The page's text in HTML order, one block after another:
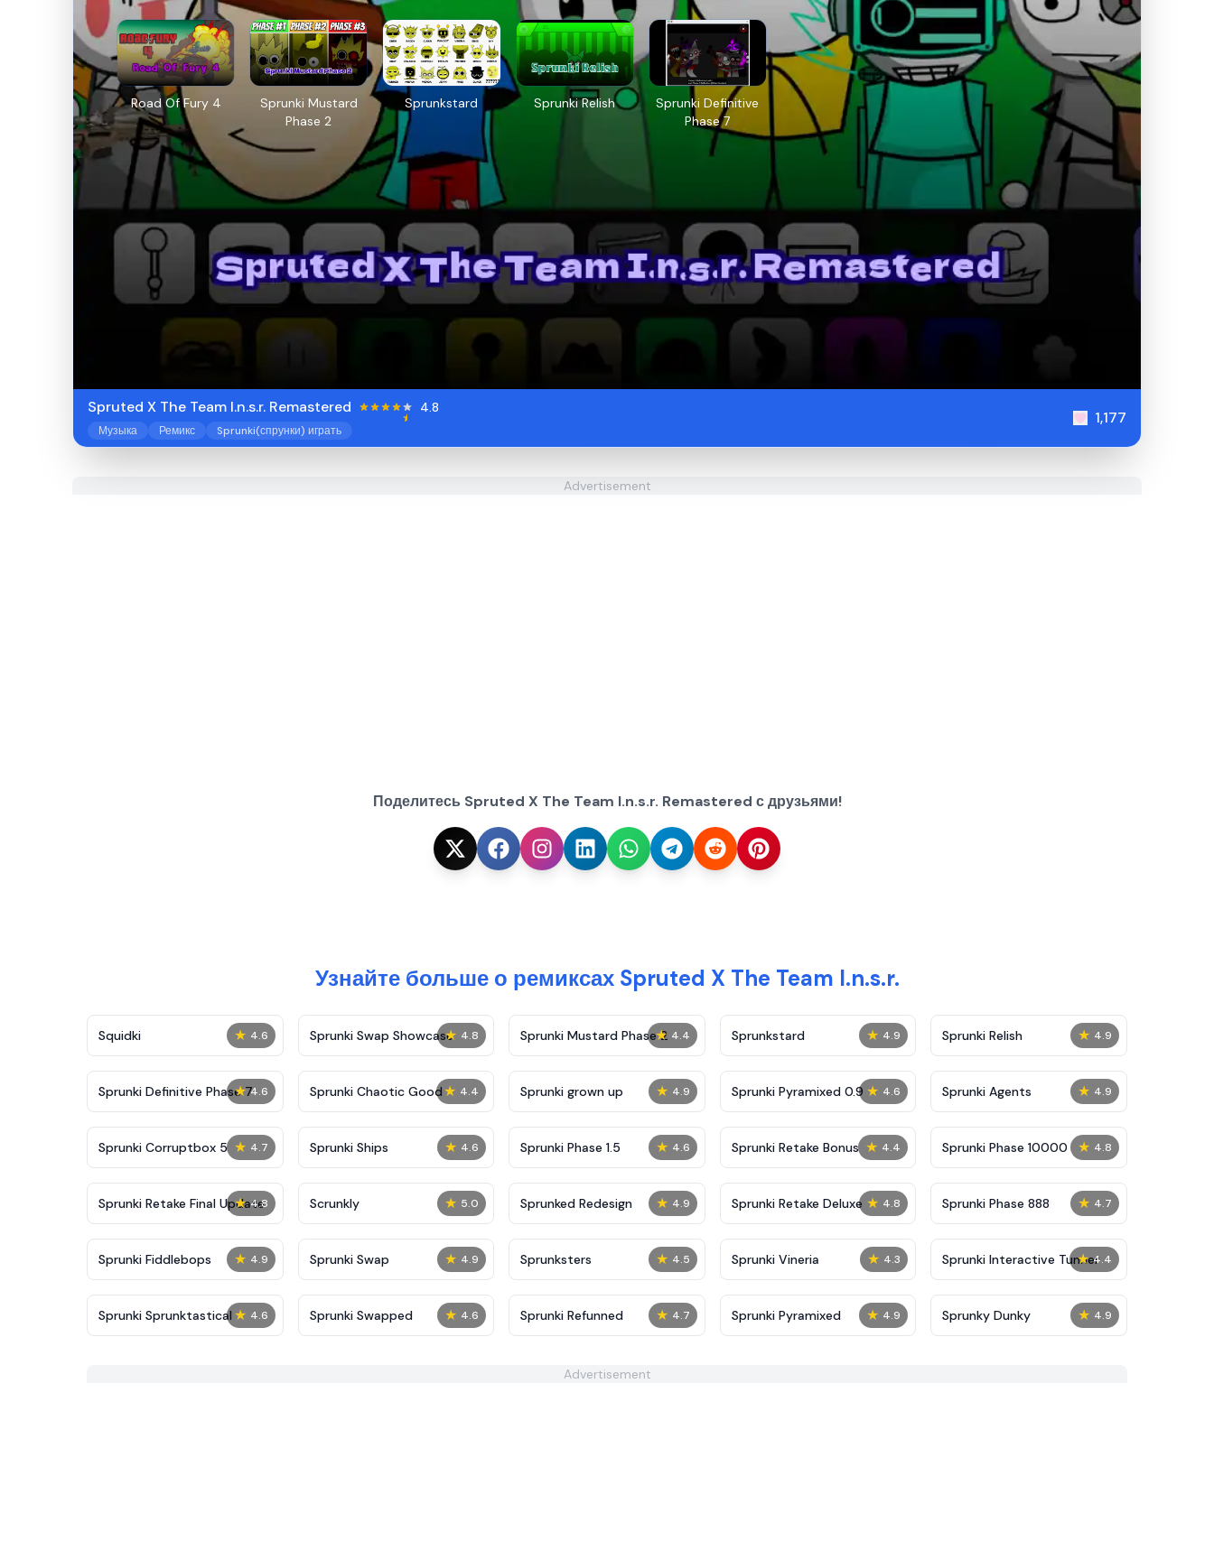
Road Of Fury 4
Sprunki Mustard
Phase 2
Sprunkstard Sprunki Relish
Sprunki Definitive
Phase 7
Spruted X The Team I.n.s.r. Remastered​ 4.8
Музыка Ремикс Sprunki(спрунки) играть
1,177
Advertisement
Поделитесь Spruted X The Team I.n.s.r. Remastered с друзьями!
Узнайте больше о ремиксах Spruted X The Team I.n.s.r.
★ 4.6
Squidki ★ 4.8
Sprunki Swap Showcase ★ 4.4
Sprunki Mustard Phase 2 ★ 4.9
Sprunkstard ★ 4.9
Sprunki Relish
★ 4.6
Sprunki Definitive Phase 7 ★ 4.4
Sprunki Chaotic Good ★ 4.9
Sprunki grown up ★ 4.6
Sprunki Pyramixed 0.9 ★ 4.9
Sprunki Agents
★ 4.7
Sprunki Corruptbox 5 ★ 4.6
Sprunki Ships ★ 4.6
Sprunki Phase 1.5 ★ 4.4
Sprunki Retake Bonus ★ 4.8
Sprunki Phase 10000
★ 4.8
Sprunki Retake Final Update ★ 5.0
Scrunkly ★ 4.9
Sprunked Redesign ★ 4.8
Sprunki Retake Deluxe ★ 4.7
Sprunki Phase 888
★ 4.9
Sprunki Fiddlebops ★ 4.9
Sprunki Swap ★ 4.5
Sprunksters ★ 4.3
Sprunki Vineria ★ 4.4
Sprunki Interactive Tunner
★ 4.6
Sprunki Sprunktastical ★ 4.6
Sprunki Swapped ★ 4.7
Sprunki Refunned ★ 4.9
Sprunki Pyramixed ★ 4.9
Sprunky Dunky
Advertisement